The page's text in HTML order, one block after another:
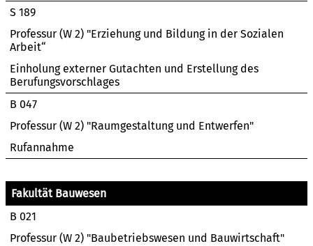
S 189
Professur (W 2) "Erziehung und Bildung in der Sozialen
Arbeit“
Einholung externer Gutachten und Erstellung des
Berufungsvorschlages
B 047
Professur (W 2) "Raumgestaltung und Entwerfen"
Rufannahme
Fakultät Bauwesen
B 021
Professur (W 2) "Baubetriebswesen und Bauwirtschaft"